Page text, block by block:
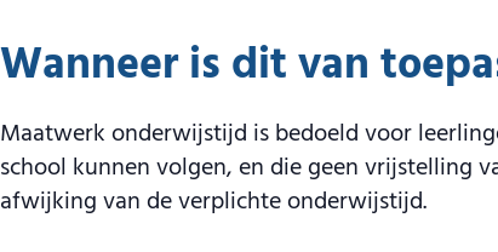
Wanneer is dit van
Maatwerk onderwijstijd is bedoeld voor
school kunnen volgen, en die geen vrijstelling
afwijking van de verplichte onderwijstijd.